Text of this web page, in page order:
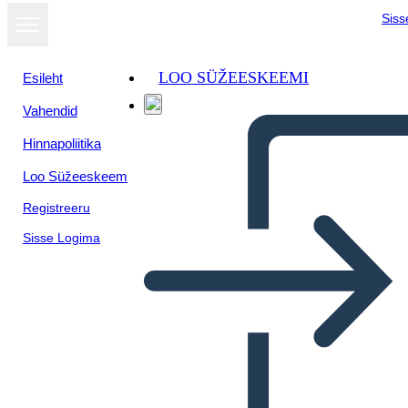
Esileht
Vahendid
Hinnapoliitika
Loo Süžeeskeem
Registreeru
Sisse Logima
LOO SÜŽEESKEEMI
Kuva
slaidiseansina